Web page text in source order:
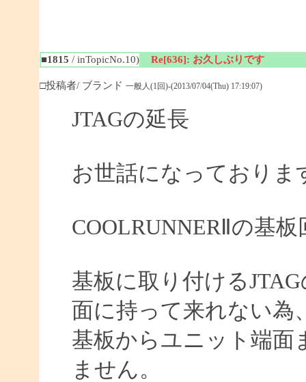
■1815 / inTopicNo.10) Re[636]: お久しぶりです
□投稿者/ ブランド 一般人(1回)-(2013/07/04(Thu) 17:19:07)
JTAGの延長
お世話になっておりま
COOLRUNNERⅡの基
基板に取り付ける
面に持って来れない為
基板からユニット端面
ません。